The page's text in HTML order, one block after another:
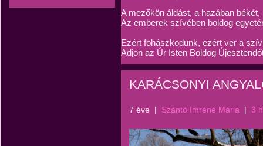
A mezőkön áldást, a hazában békét,
Az emberek szívében boldog
Ezért fohászkodunk, ezért ver a
Adjon az Úr Isten Boldog
KARÁCSONYI
7 éve | Szántó Imréné Mária | 3